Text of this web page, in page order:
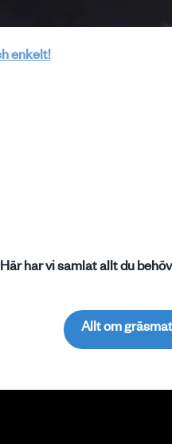
enkelt!
har vi samlat allt du
Allt om